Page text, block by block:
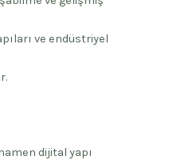
ve endüstriyel
dijital yapı